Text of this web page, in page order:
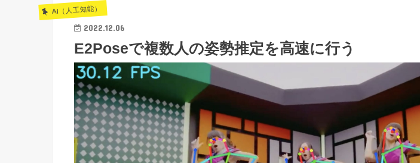
AI（人工知能）
2022.12.06
E2Poseで複数人の姿勢推定を高速に行う